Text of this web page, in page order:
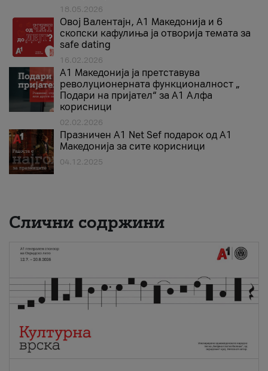
18.05.2026
Овој Валентајн, A1 Македонија и 6
скопски кафулиња ја отворија темата за
safe dating
16.02.2026
А1 Македонија ја претставува
револуционерната функционалност „
Подари на пријател“ за А1 Алфа
корисници
02.02.2026
Празничен A1 Net Sеf подарок од А1
Македонија за сите корисници
04.12.2025
Слични содржини